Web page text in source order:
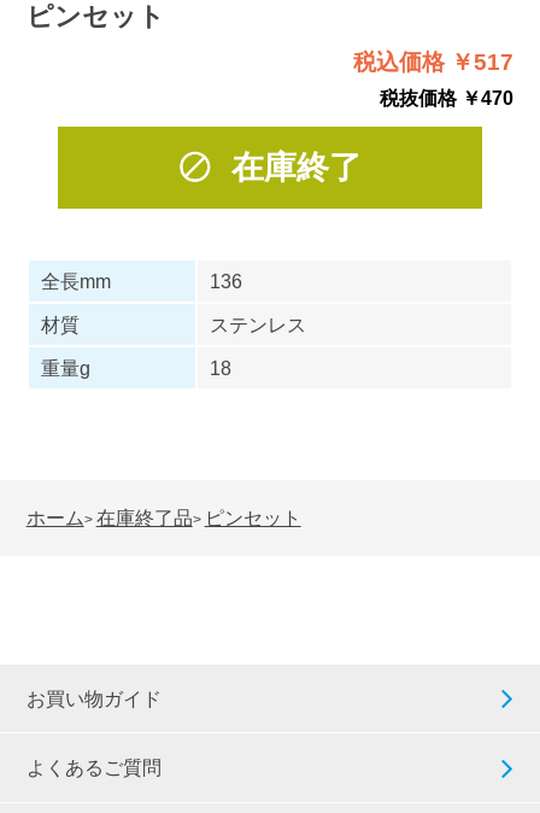
ピンセット
税込価格 ￥517
税抜価格 ￥470
在庫終了
全長mm
136
材質
ステンレス
重量g
18
ホーム> 在庫終了品> ピンセット
お買い物ガイド
よくあるご質問